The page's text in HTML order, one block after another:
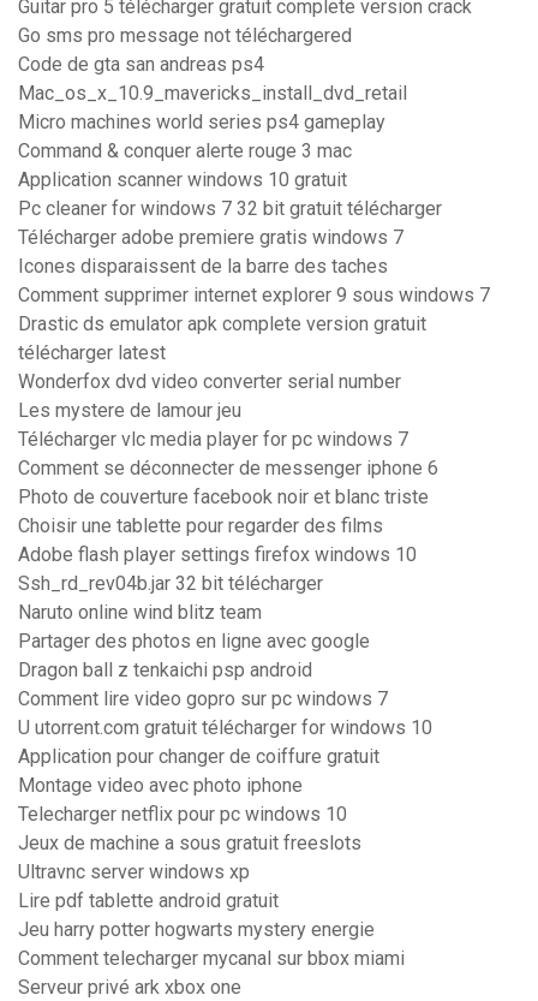
Guitar pro 5 télécharger gratuit complete version crack
Go sms pro message not téléchargered
Code de gta san andreas ps4
Mac_os_x_10.9_mavericks_install_dvd_retail
Micro machines world series ps4 gameplay
Command & conquer alerte rouge 3 mac
Application scanner windows 10 gratuit
Pc cleaner for windows 7 32 bit gratuit télécharger
Télécharger adobe premiere gratis windows 7
Icones disparaissent de la barre des taches
Comment supprimer internet explorer 9 sous windows 7
Drastic ds emulator apk complete version gratuit
télécharger latest
Wonderfox dvd video converter serial number
Les mystere de lamour jeu
Télécharger vlc media player for pc windows 7
Comment se déconnecter de messenger iphone 6
Photo de couverture facebook noir et blanc triste
Choisir une tablette pour regarder des films
Adobe flash player settings firefox windows 10
Ssh_rd_rev04b.jar 32 bit télécharger
Naruto online wind blitz team
Partager des photos en ligne avec google
Dragon ball z tenkaichi psp android
Comment lire video gopro sur pc windows 7
U utorrent.com gratuit télécharger for windows 10
Application pour changer de coiffure gratuit
Montage video avec photo iphone
Telecharger netflix pour pc windows 10
Jeux de machine a sous gratuit freeslots
Ultravnc server windows xp
Lire pdf tablette android gratuit
Jeu harry potter hogwarts mystery energie
Comment telecharger mycanal sur bbox miami
Serveur privé ark xbox one